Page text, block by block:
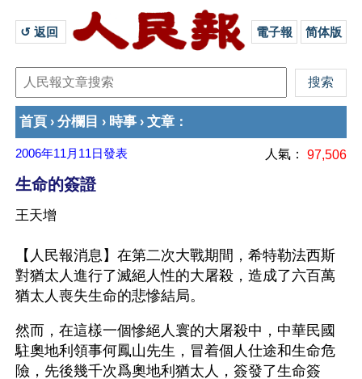
↺ 返回 電子報 简体版
首頁 › 分欄目 › 時事 › 文章 ：
2006年11月11日發表 人氣： 97,506
生命的簽證
王天增
【人民報消息】在第二次大戰期間，希特勒法西斯
對猶太人進行了滅絕人性的大屠殺，造成了六百萬
猶太人喪失生命的悲慘結局。
然而，在這樣一個慘絕人寰的大屠殺中，中華民國
駐奧地利領事何鳳山先生，冒着個人仕途和生命危
險，先後幾千次爲奧地利猶太人，簽發了生命簽